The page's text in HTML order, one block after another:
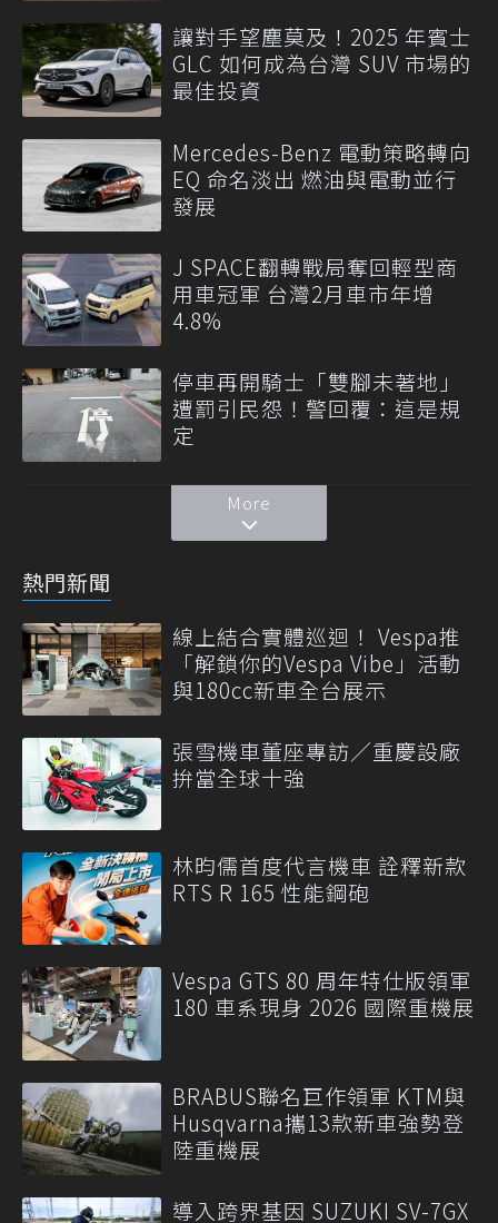
讓對手望塵莫及！2025 年賓士
GLC 如何成為台灣 SUV 市場的
最佳投資
Mercedes-Benz 電動策略轉向
EQ 命名淡出 燃油與電動並行
發展
J SPACE翻轉戰局奪回輕型商
用車冠軍 台灣2月車市年增
4.8%
停車再開騎士「雙腳未著地」
遭罰引民怨！警回覆：這是規
定
More
熱門新聞
線上結合實體巡迴！ Vespa推
「解鎖你的Vespa Vibe」活動
與180cc新車全台展示
張雪機車董座專訪／重慶設廠
拚當全球十強
林昀儒首度代言機車 詮釋新款
RTS R 165 性能鋼砲
Vespa GTS 80 周年特仕版領軍
180 車系現身 2026 國際重機展
BRABUS聯名巨作領軍 KTM與
Husqvarna攜13款新車強勢登
陸重機展
導入跨界基因 SUZUKI SV-7GX